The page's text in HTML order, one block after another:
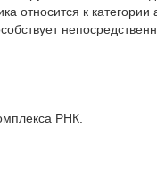
относится к
РНК.